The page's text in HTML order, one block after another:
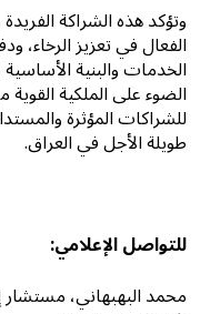
وتؤكد هذه الشراكة
الفعال في تعزيز الرخاء،
الخدمات والبنية
الضوء على الملكية
للشراكات المؤثرة
طويلة الأجل في العراق.
للتواصل الإعلامي:
محمد البهبهاني، مستشار